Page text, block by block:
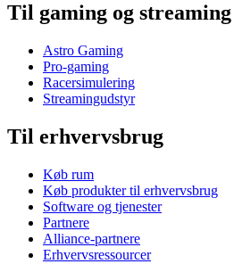
Til gaming og streaming
Astro Gaming
Pro-gaming
Racersimulering
Streamingudstyr
Til erhvervsbrug
Køb rum
Køb produkter til erhvervsbrug
Software og tjenester
Partnere
Alliance-partnere
Erhvervsressourcer